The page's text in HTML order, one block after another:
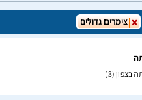
צימרים גדולים
בצפון (3)